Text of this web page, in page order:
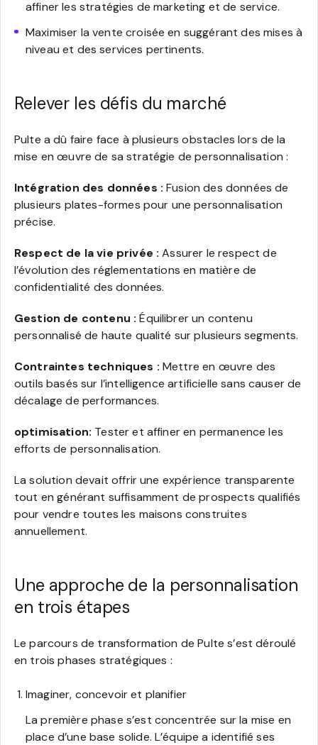
affiner les stratégies de marketing et de service.
Maximiser la vente croisée en suggérant des mises à
niveau et des services pertinents.
Relever les défis du marché
Pulte a dû faire face à plusieurs obstacles lors de la
mise en œuvre de sa stratégie de personnalisation :
Intégration des données : Fusion des données de
plusieurs plates-formes pour une personnalisation
précise.
Respect de la vie privée : Assurer le respect de
l’évolution des réglementations en matière de
confidentialité des données.
Gestion de contenu : Équilibrer un contenu
personnalisé de haute qualité sur plusieurs segments.
Contraintes techniques : Mettre en œuvre des
outils basés sur l’intelligence artificielle sans causer de
décalage de performances.
optimisation: Tester et affiner en permanence les
efforts de personnalisation.
La solution devait offrir une expérience transparente
tout en générant suffisamment de prospects qualifiés
pour vendre toutes les maisons construites
annuellement.
Une approche de la personnalisation
en trois étapes
Le parcours de transformation de Pulte s’est déroulé
en trois phases stratégiques :
Imaginer, concevoir et planifier
La première phase s’est concentrée sur la mise en
place d’une base solide. L’équipe a identifié ses